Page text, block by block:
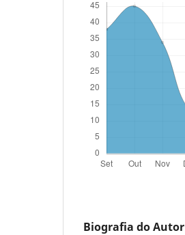
Biografia do Autor